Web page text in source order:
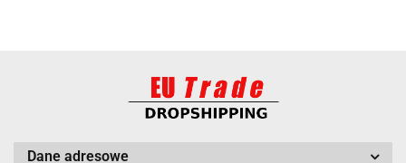
Dane adresowe